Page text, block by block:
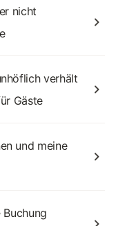
nicht
verhält
Gäste
und meine